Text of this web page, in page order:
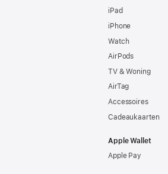
iPad
iPhone
Watch
AirPods
TV & Woning
AirTag
Accessoires
Cadeaukaarten
Apple Wallet
Apple Pay